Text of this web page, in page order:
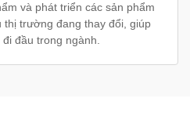
và phát triển các sản phẩm
trường đang thay đổi, giúp
đầu trong ngành.